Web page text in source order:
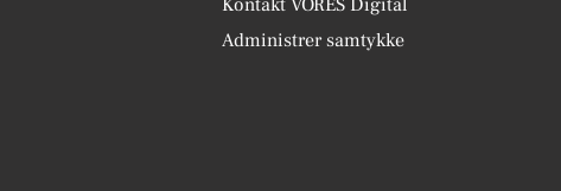
Kontakt VORES Digital
Administrer samtykke